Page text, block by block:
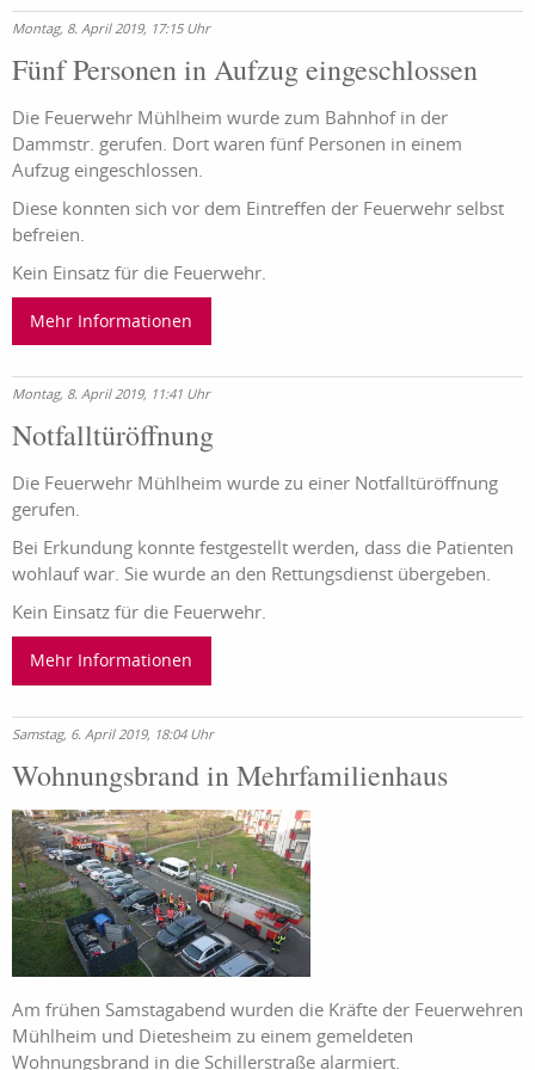
Montag, 8. April 2019, 17:15 Uhr
Fünf Personen in Aufzug eingeschlossen
Die Feuerwehr Mühlheim wurde zum Bahnhof in der
Dammstr. gerufen. Dort waren fünf Personen in einem
Aufzug eingeschlossen.
Diese konnten sich vor dem Eintreffen der Feuerwehr selbst
befreien.
Kein Einsatz für die Feuerwehr.
Mehr Informationen
Montag, 8. April 2019, 11:41 Uhr
Notfalltüröffnung
Die Feuerwehr Mühlheim wurde zu einer Notfalltüröffnung
gerufen.
Bei Erkundung konnte festgestellt werden, dass die Patienten
wohlauf war. Sie wurde an den Rettungsdienst übergeben.
Kein Einsatz für die Feuerwehr.
Mehr Informationen
Samstag, 6. April 2019, 18:04 Uhr
Wohnungsbrand in Mehrfamilienhaus
Am frühen Samstagabend wurden die Kräfte der Feuerwehren
Mühlheim und Dietesheim zu einem gemeldeten
Wohnungsbrand in die Schillerstraße alarmiert.